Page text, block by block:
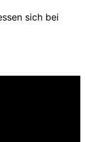
sich bei